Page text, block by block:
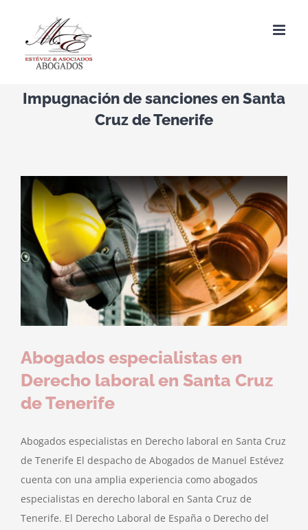
contenido
Impugnación de sanciones en Santa
Cruz de Tenerife
Abogados especialistas en
Derecho laboral en Santa Cruz
de Tenerife
Abogados especialistas en Derecho laboral en Santa Cruz
de Tenerife El despacho de Abogados de Manuel Estévez
cuenta con una amplia experiencia como abogados
especialistas en derecho laboral en Santa Cruz de
Tenerife. El Derecho Laboral de España o Derecho del